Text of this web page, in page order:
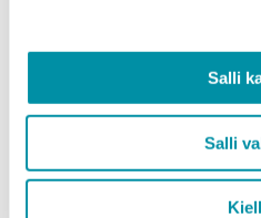
Salli
Salli
EN AW-6063 (min.
EN AW-6082 (min.